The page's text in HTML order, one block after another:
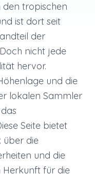
den tropischen
ist dort seit
der
nicht jede
hervor.
und die
lokalen Sammler
Seite bietet
über die
und die
Herkunft für die